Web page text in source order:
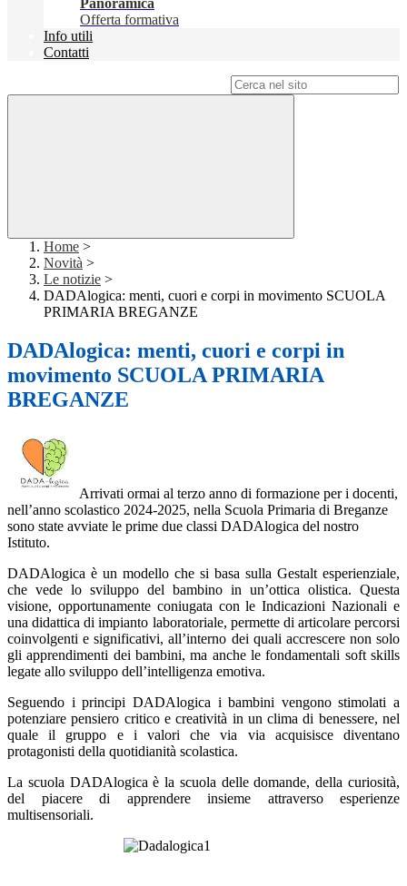
Panoramica
Offerta formativa
Info utili
Contatti
Home >
Novità >
Le notizie >
DADAlogica: menti, cuori e corpi in movimento SCUOLA
PRIMARIA BREGANZE
DADAlogica: menti, cuori e corpi in
movimento SCUOLA PRIMARIA
BREGANZE
Arrivati ormai al terzo anno di formazione per i docenti,
nell’anno scolastico 2024-2025, nella Scuola Primaria di Breganze
sono state avviate le prime due classi DADAlogica del nostro
Istituto.
DADAlogica è un modello che si basa sulla Gestalt esperienziale,
che vede lo sviluppo del bambino in un’ottica olistica. Questa
visione, opportunamente coniugata con leIndicazioni Nazionali e
unadidattica di impianto laboratoriale, permette di articolare percorsi
coinvolgenti e significativi, all’interno dei quali accrescere non solo
gli apprendimenti dei bambini, ma anche le fondamentali soft skills
legate allo sviluppo dell’intelligenza emotiva.
Seguendo i principi DADAlogica i bambini vengono stimolati a
potenziarepensiero critico e creatività in un clima di benessere, nel
quale il gruppo e ivalori che via via acquisisce diventano
protagonisti della quotidianità scolastica.
La scuola DADAlogica èla scuola delle domande, della curiosità,
del piacere di apprendere insieme attraverso esperienze
multisensoriali.